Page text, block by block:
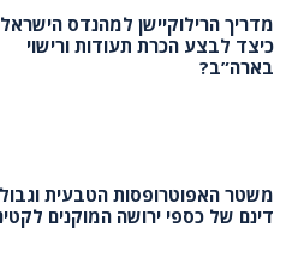
מדריך הרילוקיישן למהנדס
כיצד לבצע הכרת תעודות ורישוי
בארה”ב?
משטר האפוטרופסות הטבעית
דינם של כספי ירושה המוקנים